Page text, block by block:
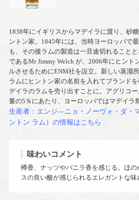
1838年にイギリスからマデイラに渡り、砂
ントン家。1845年には、当時ヨーロッパで
も、その後ラムの製造は一旦途切れること
であるMr Jimmy Welch が、2006年にヒント
ルさせるためにENM社を設立。新しい蒸溜
ラムにヒントン家の名前を入れてブランド
デイラのラムを売り出すことに。アグリコ
量の5％にあたり、ヨーロッパではマデイラ
生産者：エンジ―ニョ・ノーヴォ・ダ・
ントン ラム）の情報はこちら
味わいコメント
樽香、ナッツやバニラ香を感じる。ほ
スの良い酸が感じられるエレガントな味